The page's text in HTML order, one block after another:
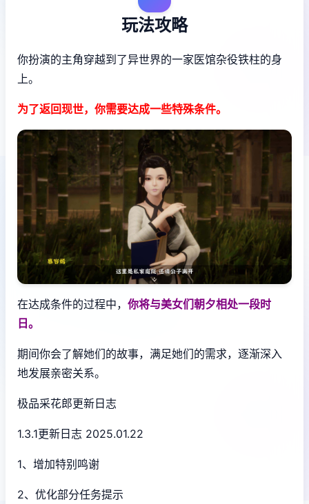
玩法攻略
你扮演的主角穿越到了异世界的一家医馆杂役铁柱的身
上。
为了返回现世，你需要达成一些特殊条件。
在达成条件的过程中， 你将与美女们朝夕相处一段时
日。
期间你会了解她们的故事，满足她们的需求，逐渐深入
地发展亲密关系。
极品采花郎更新日志
1.3.1更新日志 2025.01.22
1、增加特别鸣谢
2、优化部分任务提示